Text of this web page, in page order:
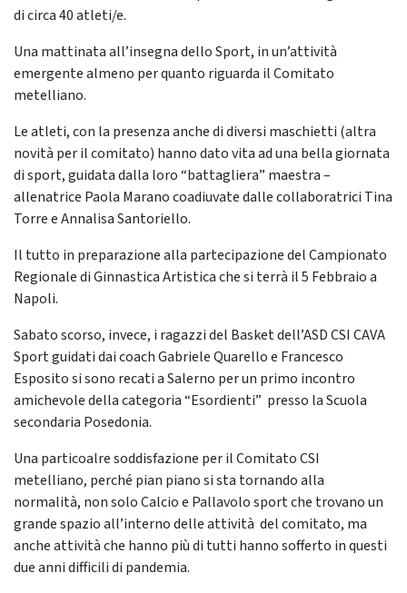
di circa 40 atleti/e.
Una mattinata all’insegna dello Sport, in un’attività
emergente almeno per quanto riguarda il Comitato
metelliano.
Le atleti, con la presenza anche di diversi maschietti (altra
novità per il comitato) hanno dato vita ad una bella giornata
di sport, guidata dalla loro “battagliera” maestra –
allenatrice Paola Marano coadiuvate dalle collaboratrici Tina
Torre e Annalisa Santoriello.
Il tutto in preparazione alla partecipazione del Campionato
Regionale di Ginnastica Artistica che si terrà il 5 Febbraio a
Napoli.
Sabato scorso, invece, i ragazzi del Basket dell’ASD CSI CAVA
Sport guidati dai coach Gabriele Quarello e Francesco
Esposito si sono recati a Salerno per un primo incontro
amichevole della categoria “Esordienti” presso la Scuola
secondaria Posedonia.
Una particoalre soddisfazione per il Comitato CSI
metelliano, perché pian piano si sta tornando alla
normalità, non solo Calcio e Pallavolo sport che trovano un
grande spazio all’interno delle attività del comitato, ma
anche attività che hanno più di tutti hanno sofferto in questi
due anni difficili di pandemia.